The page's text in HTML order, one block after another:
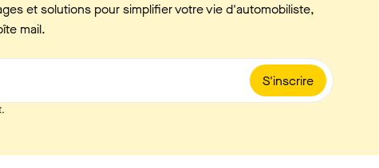
et solutions pour simplifier votre vie d'automobiliste,
mail.
S'inscrire